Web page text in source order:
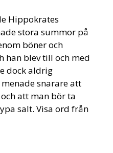
Hippokrates
stora summor på
böner och
han blev till och med
dock aldrig
snarare att
att man bör ta
salt. Visa ord från